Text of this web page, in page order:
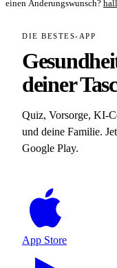
einen Änderungswunsch?
DIE BESTES-APP
deiner
Quiz, Vorsorge, KI-
und deine Familie.
Google Play.
App Store